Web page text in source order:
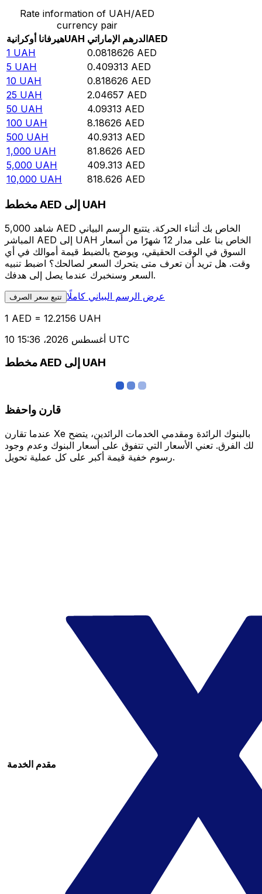
Rate information of UAH/AED
currency pair
هيرفانا أوكرانيةUAH الدرهم الإماراتيAED
1 UAH 0.0818626 AED
5 UAH 0.409313 AED
10 UAH 0.818626 AED
25 UAH 2.04657 AED
50 UAH 4.09313 AED
100 UAH 8.18626 AED
500 UAH 40.9313 AED
1,000 UAH 81.8626 AED
5,000 UAH 409.313 AED
10,000 UAH 818.626 AED
مخطط AED إلى UAH
شاهد 5,000 AED الخاص بك أثناء الحركة. يتتبع الرسم البياني
المباشر AED إلى UAH الخاص بنا على مدار 12 شهرًا من أسعار
السوق في الوقت الحقيقي، ويوضح بالضبط قيمة أموالك في أي
وقت. هل تريد أن تعرف متى يتحرك السعر لصالحك؟ اضبط تنبيه
السعر وسنخبرك عندما يصل إلى هدفك.
تتبع سعر الصرف عرض الرسم البياني كاملًا
1 AED = 12.2156 UAH
10 أغسطس 2026، 15:36 UTC
مخطط AED إلى UAH
قارن واحفظ
عندما تقارن Xe بالبنوك الرائدة ومقدمي الخدمات الرائدين، يتضح
لك الفرق. تعني الأسعار التي تتفوق على أسعار البنوك وعدم وجود
رسوم خفية قيمة أكبر على كل عملية تحويل.
مقدم الخدمة